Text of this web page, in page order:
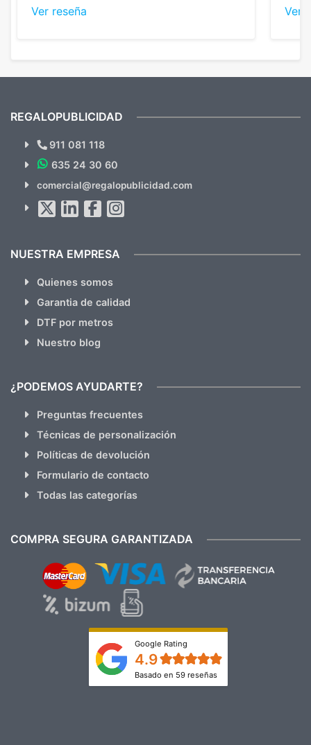
diferencia, con libretas de muy buena calidad
Ver reseña Ver
¿Quieres ver nuestras últimas
Novedades y Ofertas?
hacemos Spam)
REGALOPUBLICIDAD
911 081 118
635 24 30 60
comercial@regalopublicidad.com
NUESTRA EMPRESA
Quienes somos
Garantia de calidad
DTF por metros
Nuestro blog
¿PODEMOS AYUDARTE?
Preguntas frecuentes
Técnicas de personalización
Políticas de devolución
Formulario de contacto
Todas las categorías
COMPRA SEGURA GARANTIZADA
Google Rating
4.9
Basado en 59 reseñas